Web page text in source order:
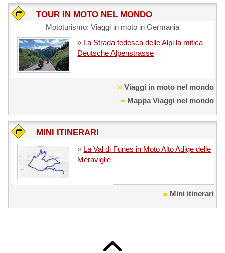
TOUR IN MOTO NEL MONDO
Mototurismo: Viaggi in moto in Germania
» La Strada tedesca delle Alpi la mitica
Deutsche Alpenstrasse
Viaggi in moto nel mondo
Mappa Viaggi nel mondo
MINI ITINERARI
» La Val di Funes in Moto Alto Adige delle
Meraviglie
Mini itinerari